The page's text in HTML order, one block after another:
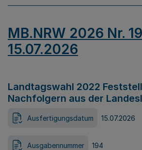
MB.NRW 2026 Nr.
15.07.2026
Landtagswahl 2022
Nachfolgern aus der
Ausfertigungsdatum 15.07.2026
Ausgabennummer 194